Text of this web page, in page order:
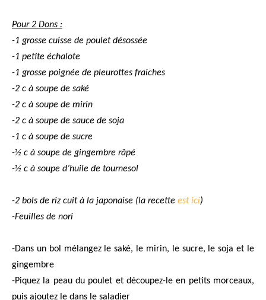
Pour 2 Dons :
-1 grosse cuisse de poulet désossée
-1 petite échalote
-1 grosse poignée de pleurottes fraiches
-2 c à soupe de saké
-2 c à soupe de mirin
-2 c à soupe de sauce de soja
-1 c à soupe de sucre
-½ c à soupe de gingembre râpé
-½ c à soupe d’huile de tournesol
-2 bols de riz cuit à la japonaise (la recette est ici)
-Feuilles de nori
-Dans un bol mélangez le saké, le mirin, le sucre, le soja et le
gingembre
-Piquez la peau du poulet et découpez-le en petits morceaux,
puis ajoutez le dans le saladier